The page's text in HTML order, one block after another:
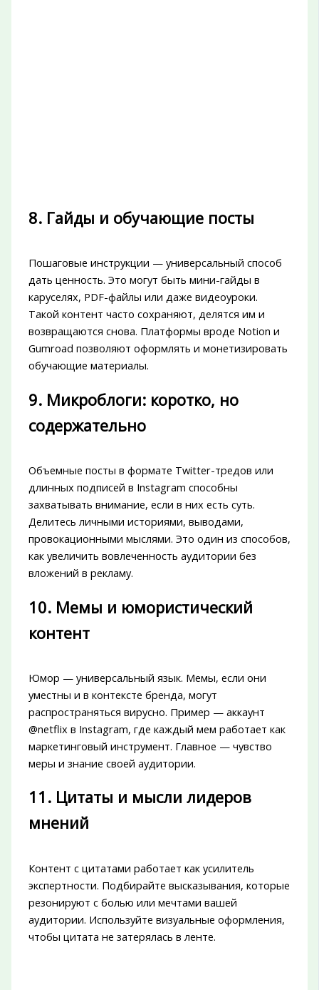
8. Гайды и обучающие посты
Пошаговые инструкции — универсальный способ
дать ценность. Это могут быть мини-гайды в
каруселях, PDF-файлы или даже видеоуроки.
Такой контент часто сохраняют, делятся им и
возвращаются снова. Платформы вроде Notion и
Gumroad позволяют оформлять и монетизировать
обучающие материалы.
9. Микроблоги: коротко, но
содержательно
Объемные посты в формате Twitter-тредов или
длинных подписей в Instagram способны
захватывать внимание, если в них есть суть.
Делитесь личными историями, выводами,
провокационными мыслями. Это один из способов,
как увеличить вовлеченность аудитории без
вложений в рекламу.
10. Мемы и юмористический
контент
Юмор — универсальный язык. Мемы, если они
уместны и в контексте бренда, могут
распространяться вирусно. Пример — аккаунт
@netflix в Instagram, где каждый мем работает как
маркетинговый инструмент. Главное — чувство
меры и знание своей аудитории.
11. Цитаты и мысли лидеров
мнений
Контент с цитатами работает как усилитель
экспертности. Подбирайте высказывания, которые
резонируют с болью или мечтами вашей
аудитории. Используйте визуальные оформления,
чтобы цитата не затерялась в ленте.